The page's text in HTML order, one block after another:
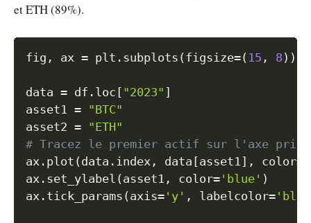
et ETH (89%).
fig , ax = plt . subplots (figsize=( 15 , 8) )
data = df . loc [ "2023" ]
asset1 = "BTC"
asset2 = "ETH"
# Tracez le premier actif sur l'axe
ax . plot (data . index , data [asset1] , color=
ax . set_ylabel (asset1 , color= 'blue' )
ax . tick_params (axis= 'y' , labelcolor=
Copy